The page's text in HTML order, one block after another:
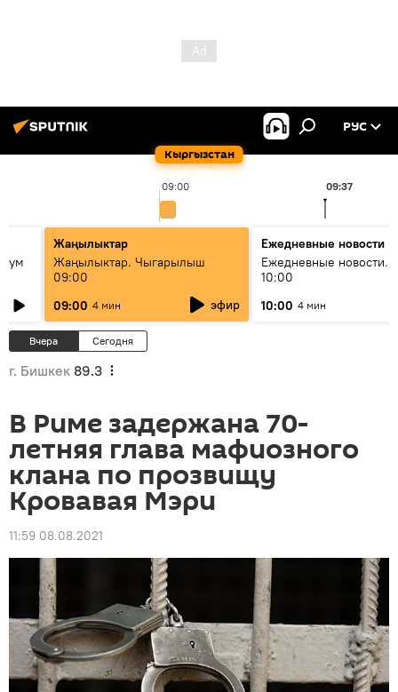
Кыргызстан
РУС
09:00 09:37
Жаңылыктар
Жаңылыктар. Чыгарылыш
09:00
09:00 4 мин эфир
Ежедневные новости
Ежедневные новости.
10:00
10:00 4 мин
Вчера Сегодня
г. Бишкек 89.3
В Риме задержана 70-
летняя глава мафиозного
клана по прозвищу
Кровавая Мэри
11:59 08.08.2021